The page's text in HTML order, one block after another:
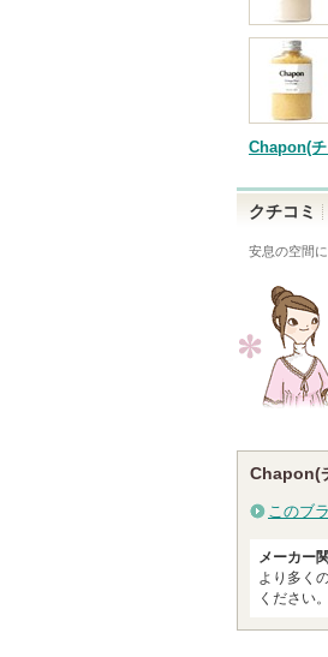
Chapon(
クチコミ
安息の空間
Chapon(
このブ
メーカー
より多く
ください。